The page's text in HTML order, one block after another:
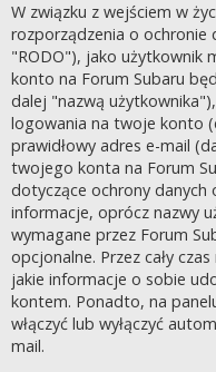
W związku z wejściem w
rozporządzenia o ochronie
"RODO"), jako użytkownik
konto na Forum Subaru
dalej "nazwą
logowania na twoje konto
prawidłowy adres e-mail
twojego konta na Forum
dotyczące ochrony danych
informacje, oprócz nazwy
wymagane przez Forum
opcjonalne. Przez cały
jakie informacje o sobie
kontem. Ponadto, na
włączyć lub wyłączyć
mail.